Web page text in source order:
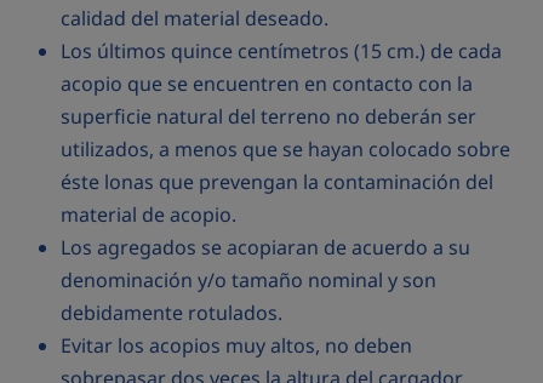
calidad del material deseado.
Los últimos quince centímetros (15 cm.) de cada
acopio que se encuentren en contacto con la
superficie natural del terreno no deberán ser
utilizados, a menos que se hayan colocado sobre
éste lonas que prevengan la contaminación del
material de acopio.
Los agregados se acopiaran de acuerdo a su
denominación y/o tamaño nominal y son
debidamente rotulados.
Evitar los acopios muy altos, no deben